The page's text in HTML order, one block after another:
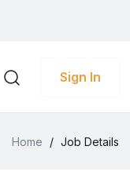
Sign In
Home / Job Details